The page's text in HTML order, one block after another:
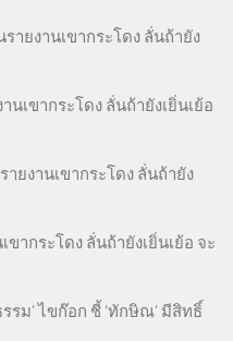
รายงานเขากระโดง ลั่นถ้ายัง
นเขากระโดง ลั่นถ้ายังเยิ่นเย้อ
ายงานเขากระโดง ลั่นถ้ายัง
ขากระโดง ลั่นถ้ายังเยิ่นเย้อ จะ
รรม’ ไขก๊อก ชี้ ‘ทักษิณ’ มีสิทธิ์